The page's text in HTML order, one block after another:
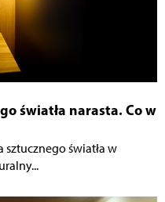
światła narasta. Co w
światła w